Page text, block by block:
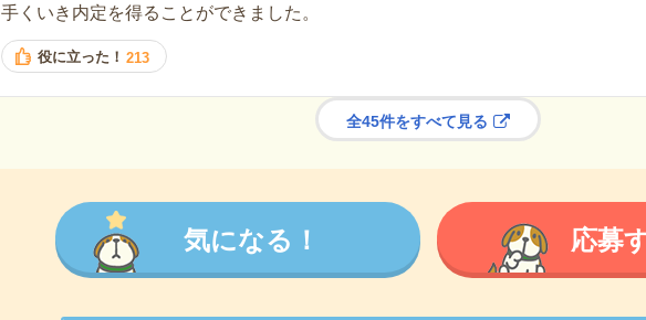
手くいき内定を得ることができました。
役に立った！ 213
全45件をすべて見る
気になる！ 応募